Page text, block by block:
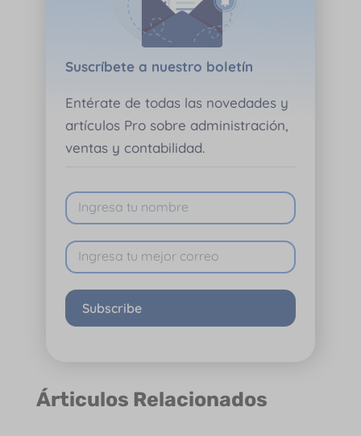
Suscríbete a nuestro boletín
Entérate de todas las novedades y
artículos Pro sobre administración,
ventas y contabilidad.
Subscribe
Árticulos Relacionados